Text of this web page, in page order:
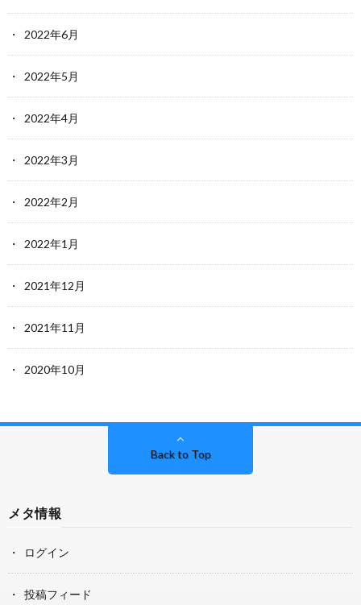
2022年6月
2022年5月
2022年4月
2022年3月
2022年2月
2022年1月
2021年12月
2021年11月
2020年10月
Back to Top
メタ情報
ログイン
投稿フィード